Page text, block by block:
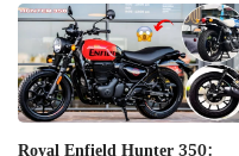
Royal Enfield Hunter 350: